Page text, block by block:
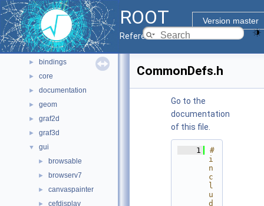
ROOT
Version master
Reference Guide
► Namespaces
► All Classes
▼ Files
▼ File List
► bindings
► core
► documentation
► geom
► graf2d
► graf3d
▼ gui
► browsable
► browserv7
► canvaspainter
►
cefdisplay
CommonDefs.h
Go to the
documentation
of this file.
    1
#
i
n
c
l
u
d